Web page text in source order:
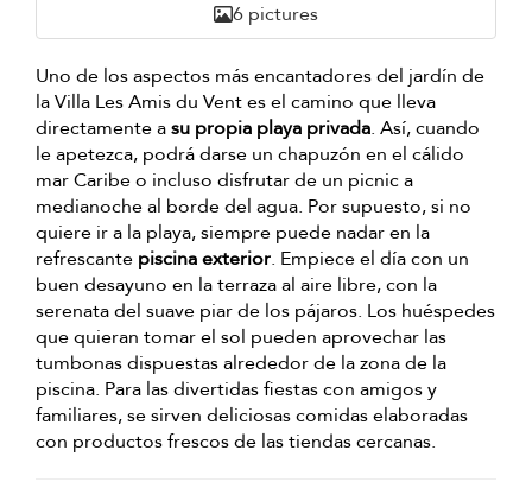
6 pictures
Uno de los aspectos más encantadores del jardín de
la Villa Les Amis du Vent es el camino que lleva
directamente asu propia playa privada. Así, cuando
le apetezca, podrá darse un chapuzón en el cálido
mar Caribe o incluso disfrutar de un picnic a
medianoche al borde del agua. Por supuesto, si no
quiere ir a la playa, siempre puede nadar en la
refrescante piscina exterior. Empiece el día con un
buen desayuno en la terraza al aire libre, con la
serenata del suave piar de los pájaros. Los huéspedes
que quieran tomar el sol pueden aprovechar las
tumbonas dispuestas alrededor de la zona de la
piscina. Para las divertidas fiestas con amigos y
familiares, se sirven deliciosas comidas elaboradas
con productos frescos de las tiendas cercanas.